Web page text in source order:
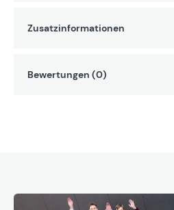
Zusatzinformationen
Bewertungen (0)